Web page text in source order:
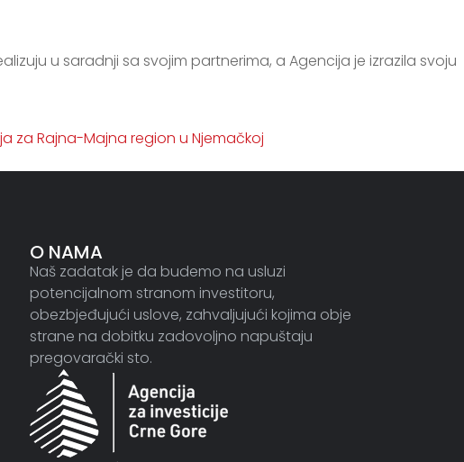
u saradnji sa svojim partnerima, a Agencija je izrazila svoju
za Rajna-Majna region u Njemačkoj
O NAMA
Naš zadatak je da budemo na usluzi
potencijalnom stranom investitoru,
obezbjeđujući uslove, zahvaljujući kojima obje
strane na dobitku zadovoljno napuštaju
pregovarački sto.